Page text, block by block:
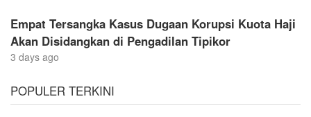
Empat Tersangka Kasus Dugaan Korupsi Kuota Haji
Akan Disidangkan di Pengadilan Tipikor
3 days ago
POPULER TERKINI